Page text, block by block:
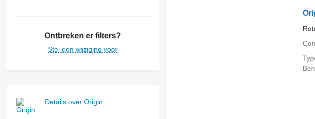
Ontbreken er filters?
Stel een wijziging voor
Details over Origin